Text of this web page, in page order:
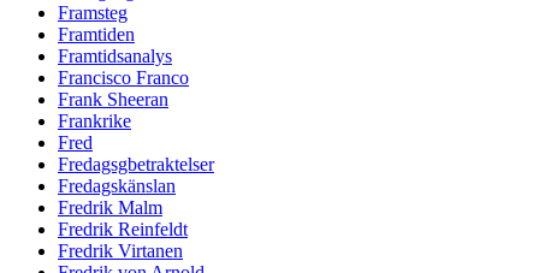
Framsteg
Framtiden
Framtidsanalys
Francisco Franco
Frank Sheeran
Frankrike
Fred
Fredagsgbetraktelser
Fredagskänslan
Fredrik Malm
Fredrik Reinfeldt
Fredrik Virtanen